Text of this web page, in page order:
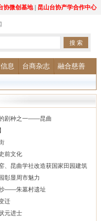
协微创基地| 昆山台协产学合作中心
息 台商杂志 融合慈善
剧种之一——昆曲
前文化
、昆曲学社改造获国家田园建筑
彰显周市魅力
——朱墓村遗址
迁
元进士